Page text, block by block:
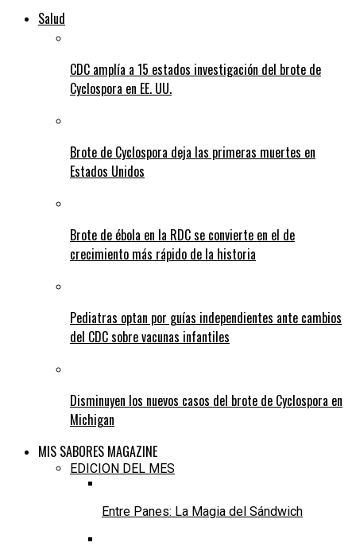
Salud
CDC amplía a 15 estados investigación del brote de
Cyclospora en EE. UU.
Brote de Cyclospora deja las primeras muertes en
Estados Unidos
Brote de ébola en la RDC se convierte en el de
crecimiento más rápido de la historia
Pediatras optan por guías independientes ante cambios
del CDC sobre vacunas infantiles
Disminuyen los nuevos casos del brote de Cyclospora en
Michigan
MIS SABORES MAGAZINE
EDICION DEL MES
Entre Panes: La Magia del Sándwich